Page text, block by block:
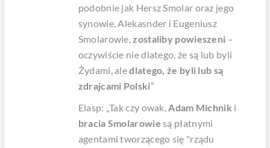
podobnie jak Hersz Smolar oraz jego
synowie, Alekasnder i Eugeniusz
Smolarowie,zostaliby powieszeni –
oczywiście nie dlatego, że są lub byli
Żydami, aledlatego, że byli lub są
zdrajcami Polski”
Elasp: „Tak czy owak,Adam Michnik i
bracia Smolarowie są płatnymi
agentami tworzącego się "rządu